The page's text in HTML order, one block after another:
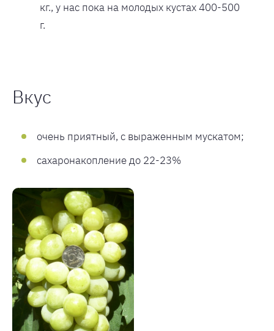
кг., у нас пока на молодых кустах 400-500
г.
Вкус
очень приятный, с выраженным мускатом;
сахаронакопление до 22-23%